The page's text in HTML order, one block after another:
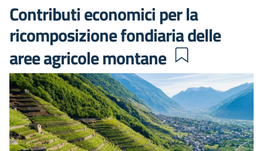
Contributi economici per la
ricomposizione fondiaria delle
aree agricole montane